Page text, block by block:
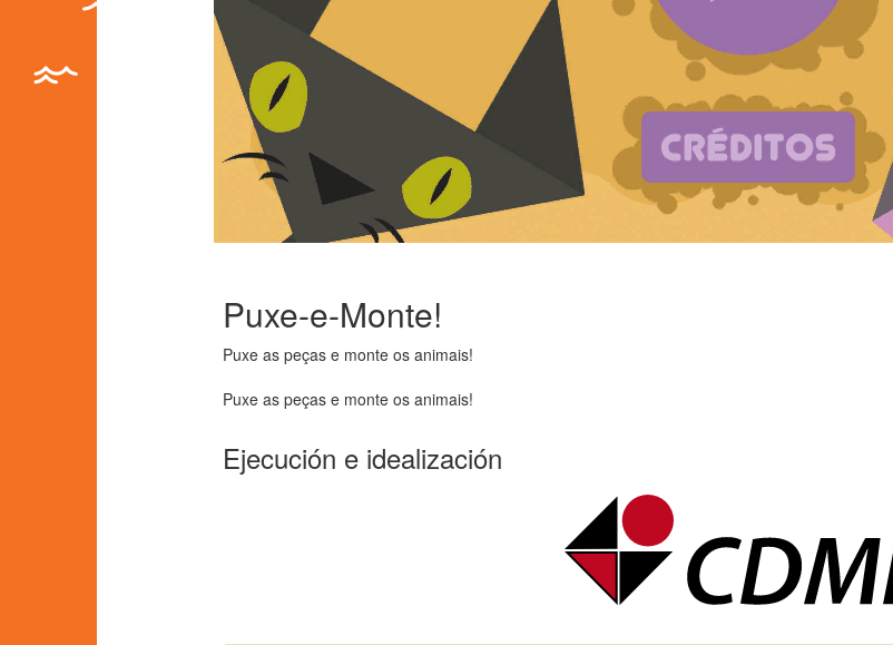
Puxe-e-Monte!
Puxe as peças e monte os animais!
Puxe as peças e monte os animais!
Ejecución e idealización